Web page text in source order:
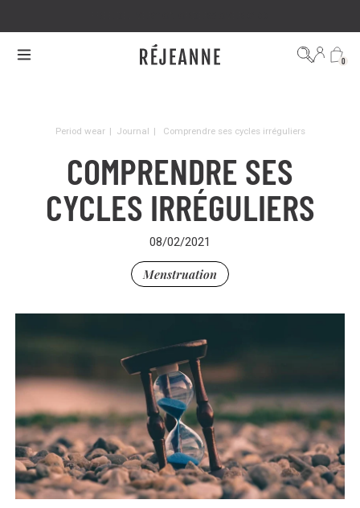
0
Period wear | Journal | Comprendre ses cycles irréguliers
COMPRENDRE SES
CYCLES IRRÉGULIERS
08/02/2021
Menstruation